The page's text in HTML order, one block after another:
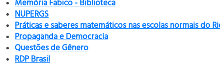
NUPERGS
Práticas e saberes matemáticos nas escolas normais do
Propaganda e Democracia
Questões de Gênero
RDP Brasil